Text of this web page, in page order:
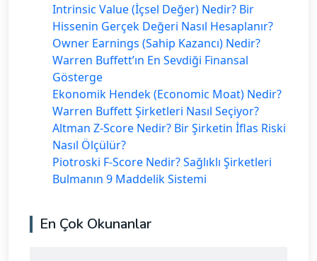
Intrinsic Value (İçsel Değer) Nedir? Bir
Hissenin Gerçek Değeri Nasıl Hesaplanır?
Owner Earnings (Sahip Kazancı) Nedir?
Warren Buffett’ın En Sevdiği Finansal
Gösterge
Ekonomik Hendek (Economic Moat) Nedir?
Warren Buffett Şirketleri Nasıl Seçiyor?
Altman Z-Score Nedir? Bir Şirketin İflas Riski
Nasıl Ölçülür?
Piotroski F-Score Nedir? Sağlıklı Şirketleri
Bulmanın 9 Maddelik Sistemi
En Çok Okunanlar